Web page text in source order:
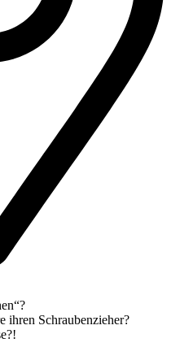
ihren Schraubenzieher?